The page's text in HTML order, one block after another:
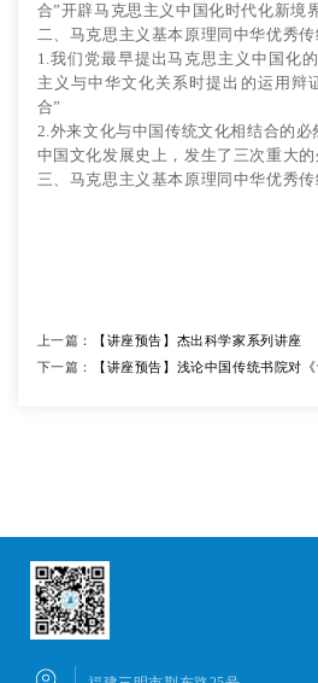
合”开辟马克思主义中国化时代化新境
二、马克思主义基本原理同中华优秀
1.我们党最早提出马克思主义中国化
主义与中华文化关系时提出的运用辩
合”
2.外来文化与中国传统文化相结合的必
中国文化发展史上，发生了三次重大
三、马克思主义基本原理同中华优秀
上一篇：
【讲座预告】杰出科学家系列讲座
下一篇：
【讲座预告】浅论中国传统书院对